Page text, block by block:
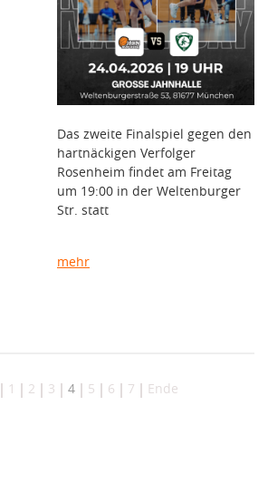
Das zweite Finalspiel gegen den
hartnäckigen Verfolger
Rosenheim findet am Freitag
um 19:00 in der Weltenburger
Str. statt
mehr
1 2 3 4 5 6 7 Ende